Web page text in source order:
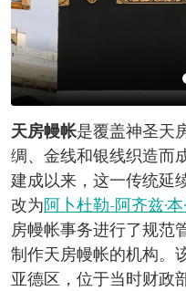
天房幔帐是覆盖神圣天
绸、金线和银线织造而
建成以来，这一传统延
改为阿卜杜勒-阿齐兹·
房幔帐事务进行了规范
制作天房幔帐的机构。
亚德区，位于当时财政